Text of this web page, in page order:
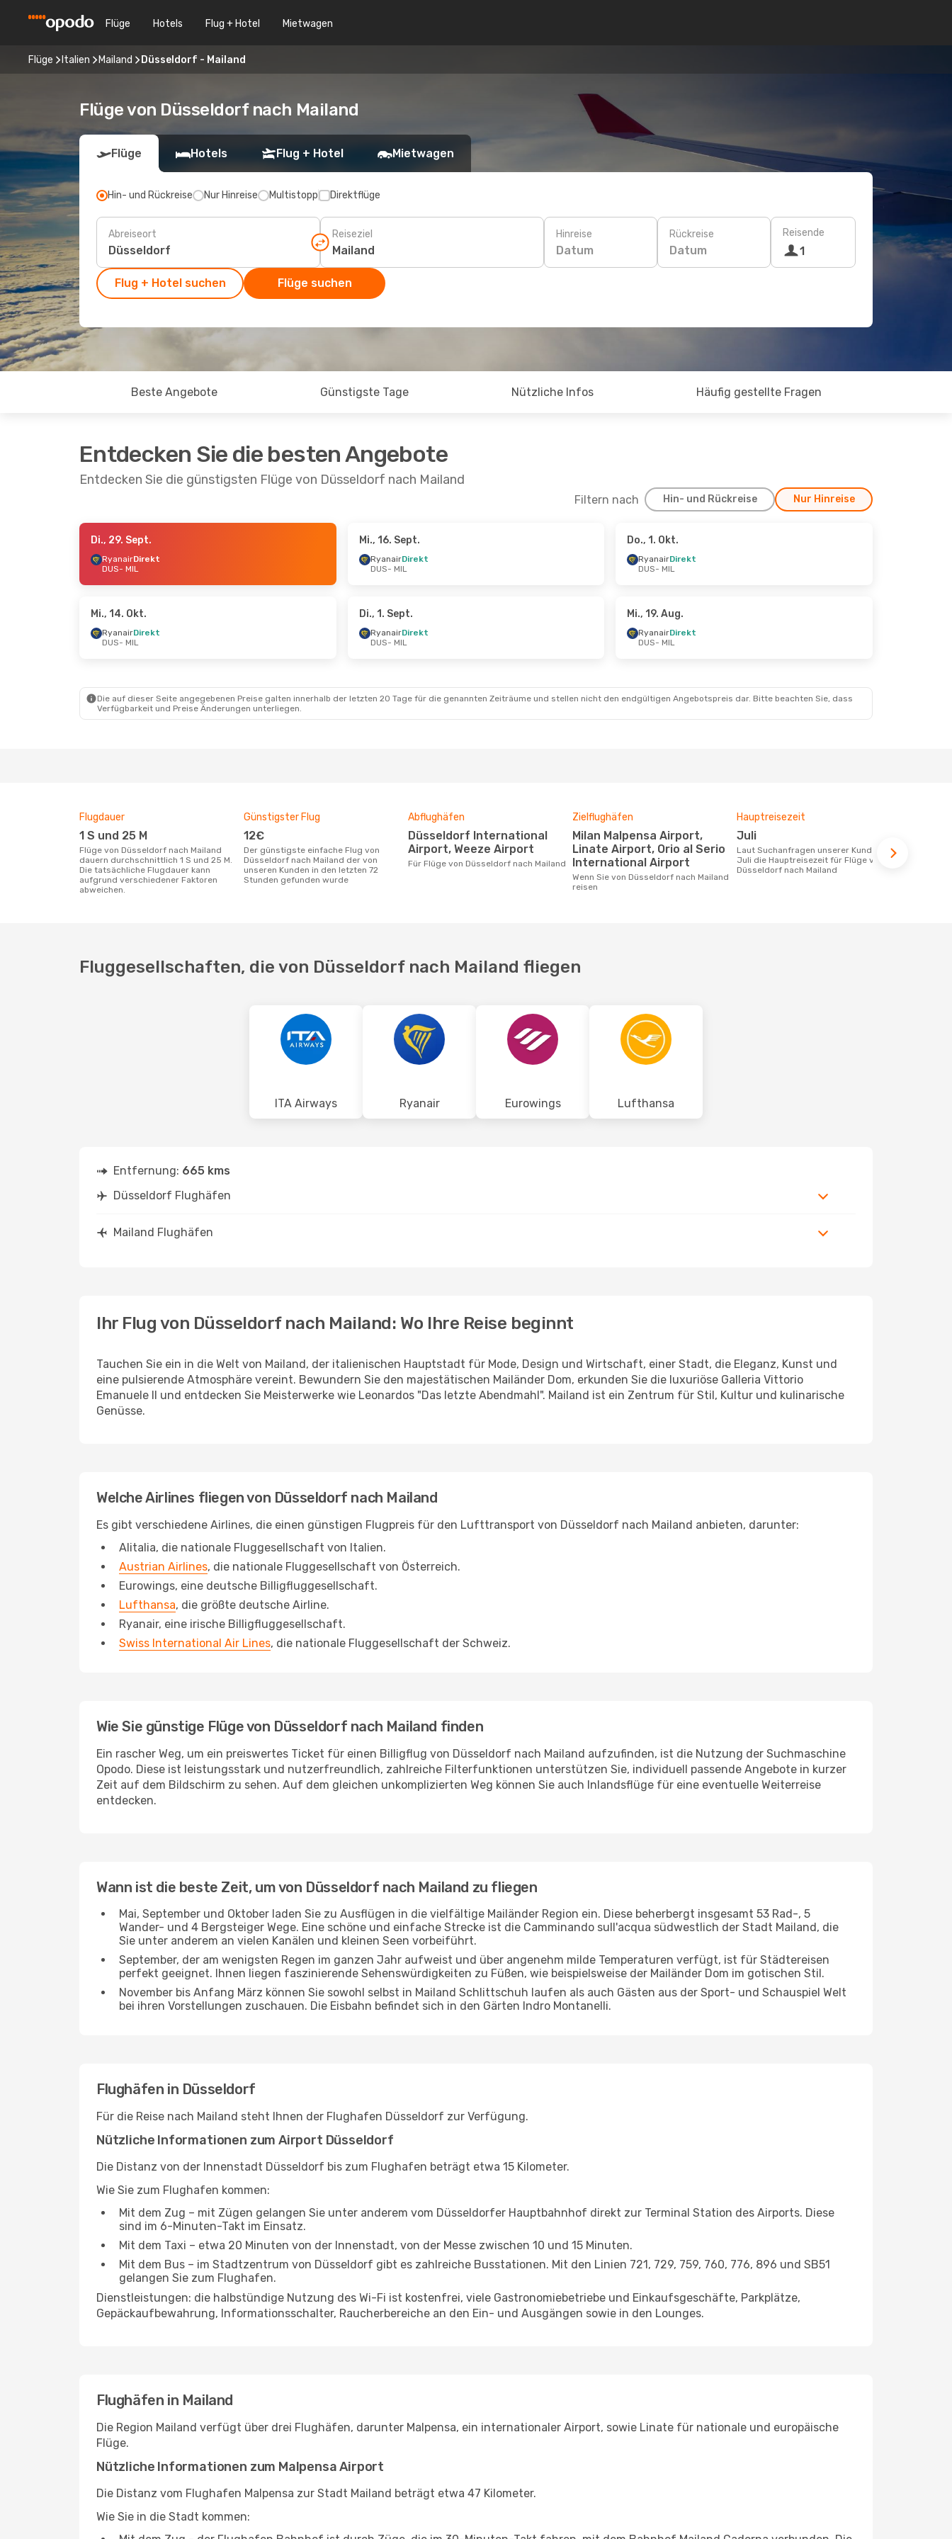
Flüge Hotels Flug + Hotel Mietwagen
Flüge Italien Mailand Düsseldorf - Mailand
Flüge von Düsseldorf nach Mailand
Flüge Hotels Flug + Hotel Mietwagen
Hin- und Rückreise Nur Hinreise Multistopp Direktflüge
Abreiseort Reiseziel Hinreise
Datum
Rückreise
Datum
Reisende
1
Flug + Hotel suchen Flüge suchen
Beste Angebote Günstigste Tage Nützliche Infos Häufig gestellte Fragen
Entdecken Sie die besten Angebote
Entdecken Sie die günstigsten Flüge von Düsseldorf nach Mailand
Filtern nach Hin- und Rückreise Nur Hinreise
- Mi., 21. Okt. - Di., 15. Sept. - Mi., 30. Sept.
- Do., 8. Okt. - Mi., 2. Sept.
MIL
- DUS
- Mi., 26. Aug.
- DUS
Di., 29. Sept.
RyanairDirekt
DUS- MIL
Mi., 16. Sept.
RyanairDirekt
DUS- MIL
Do., 1. Okt.
RyanairDirekt
DUS- MIL
Mi., 14. Okt.
RyanairDirekt
DUS- MIL
Di., 1. Sept.
RyanairDirekt
DUS- MIL
Mi., 19. Aug.
RyanairDirekt
DUS- MIL
Die auf dieser Seite angegebenen Preise galten innerhalb der letzten 20 Tage für die genannten Zeiträume und stellen nicht den endgültigen Angebotspreis dar. Bitte beachten Sie, dass
Verfügbarkeit und Preise Änderungen unterliegen.
Flugdauer
1 S und 25 M
Flüge von Düsseldorf nach Mailand
dauern durchschnittlich 1 S und 25 M.
Die tatsächliche Flugdauer kann
aufgrund verschiedener Faktoren
abweichen.
Günstigster Flug
12€
Der günstigste einfache Flug von
Düsseldorf nach Mailand der von
unseren Kunden in den letzten 72
Stunden gefunden wurde
Abflughäfen
Düsseldorf International
Airport, Weeze Airport
Für Flüge von Düsseldorf nach Mailand
Zielflughäfen
Milan Malpensa Airport,
Linate Airport, Orio al Serio
International Airport
Wenn Sie von Düsseldorf nach Mailand
reisen
Hauptreisezeit
Juli
Laut Suchanfragen unserer Kunden ist
Juli die Hauptreisezeit für Flüge von
Düsseldorf nach Mailand
Fluggesellschaften, die von Düsseldorf nach Mailand fliegen
ITA Airways Ryanair Eurowings Lufthansa
Entfernung: 665 kms
Düsseldorf Flughäfen
Mailand Flughäfen
Ihr Flug von Düsseldorf nach Mailand: Wo Ihre Reise beginnt
Tauchen Sie ein in die Welt von Mailand, der italienischen Hauptstadt für Mode, Design und Wirtschaft, einer Stadt, die Eleganz, Kunst und
eine pulsierende Atmosphäre vereint. Bewundern Sie den majestätischen Mailänder Dom, erkunden Sie die luxuriöse Galleria Vittorio
Emanuele II und entdecken Sie Meisterwerke wie Leonardos "Das letzte Abendmahl". Mailand ist ein Zentrum für Stil, Kultur und kulinarische
Genüsse.
Welche Airlines fliegen von Düsseldorf nach Mailand
Es gibt verschiedene Airlines, die einen günstigen Flugpreis für den Lufttransport von Düsseldorf nach Mailand anbieten, darunter:
Alitalia, die nationale Fluggesellschaft von Italien.
Austrian Airlines, die nationale Fluggesellschaft von Österreich.
Eurowings, eine deutsche Billigfluggesellschaft.
Lufthansa, die größte deutsche Airline.
Ryanair, eine irische Billigfluggesellschaft.
Swiss International Air Lines, die nationale Fluggesellschaft der Schweiz.
Wie Sie günstige Flüge von Düsseldorf nach Mailand finden
Ein rascher Weg, um ein preiswertes Ticket für einen Billigflug von Düsseldorf nach Mailand aufzufinden, ist die Nutzung der Suchmaschine
Opodo. Diese ist leistungsstark und nutzerfreundlich, zahlreiche Filterfunktionen unterstützen Sie, individuell passende Angebote in kurzer
Zeit auf dem Bildschirm zu sehen. Auf dem gleichen unkomplizierten Weg können Sie auch Inlandsflüge für eine eventuelle Weiterreise
entdecken.
Wann ist die beste Zeit, um von Düsseldorf nach Mailand zu fliegen
Mai, September und Oktober laden Sie zu Ausflügen in die vielfältige Mailänder Region ein. Diese beherbergt insgesamt 53 Rad-, 5
Wander- und 4 Bergsteiger Wege. Eine schöne und einfache Strecke ist die Camminando sull'acqua südwestlich der Stadt Mailand, die
Sie unter anderem an vielen Kanälen und kleinen Seen vorbeiführt.
September, der am wenigsten Regen im ganzen Jahr aufweist und über angenehm milde Temperaturen verfügt, ist für Städtereisen
perfekt geeignet. Ihnen liegen faszinierende Sehenswürdigkeiten zu Füßen, wie beispielsweise der Mailänder Dom im gotischen Stil.
November bis Anfang März können Sie sowohl selbst in Mailand Schlittschuh laufen als auch Gästen aus der Sport- und Schauspiel Welt
bei ihren Vorstellungen zuschauen. Die Eisbahn befindet sich in den Gärten Indro Montanelli.
Flughäfen in Düsseldorf
Für die Reise nach Mailand steht Ihnen der Flughafen Düsseldorf zur Verfügung.
Nützliche Informationen zum Airport Düsseldorf
Die Distanz von der Innenstadt Düsseldorf bis zum Flughafen beträgt etwa 15 Kilometer.
Wie Sie zum Flughafen kommen:
Mit dem Zug – mit Zügen gelangen Sie unter anderem vom Düsseldorfer Hauptbahnhof direkt zur Terminal Station des Airports. Diese
sind im 6-Minuten-Takt im Einsatz.
Mit dem Taxi – etwa 20 Minuten von der Innenstadt, von der Messe zwischen 10 und 15 Minuten.
Mit dem Bus – im Stadtzentrum von Düsseldorf gibt es zahlreiche Busstationen. Mit den Linien 721, 729, 759, 760, 776, 896 und SB51
gelangen Sie zum Flughafen.
Dienstleistungen: die halbstündige Nutzung des Wi-Fi ist kostenfrei, viele Gastronomiebetriebe und Einkaufsgeschäfte, Parkplätze,
Gepäckaufbewahrung, Informationsschalter, Raucherbereiche an den Ein- und Ausgängen sowie in den Lounges.
Flughäfen in Mailand
Die Region Mailand verfügt über drei Flughäfen, darunter Malpensa, ein internationaler Airport, sowie Linate für nationale und europäische
Flüge.
Nützliche Informationen zum Malpensa Airport
Die Distanz vom Flughafen Malpensa zur Stadt Mailand beträgt etwa 47 Kilometer.
Wie Sie in die Stadt kommen: